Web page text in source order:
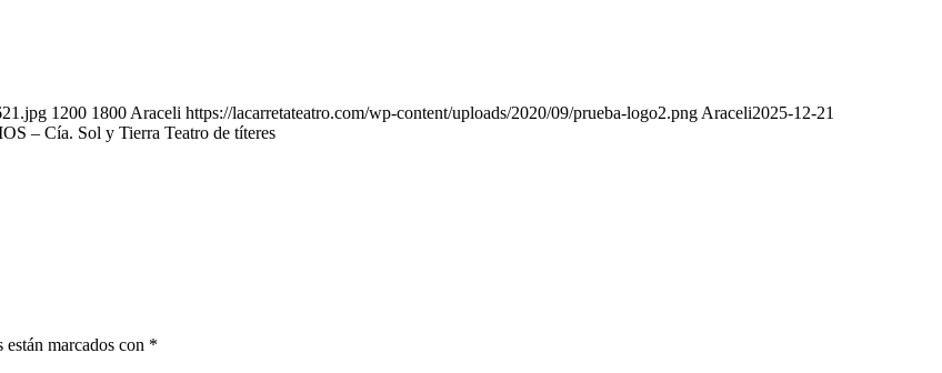
1200 1800 Araceli https://lacarretateatro.com/wp-content/uploads/2020/09/prueba-logo2.png Araceli2025-12-21
– Cía. Sol y Tierra Teatro de títeres
marcados con *